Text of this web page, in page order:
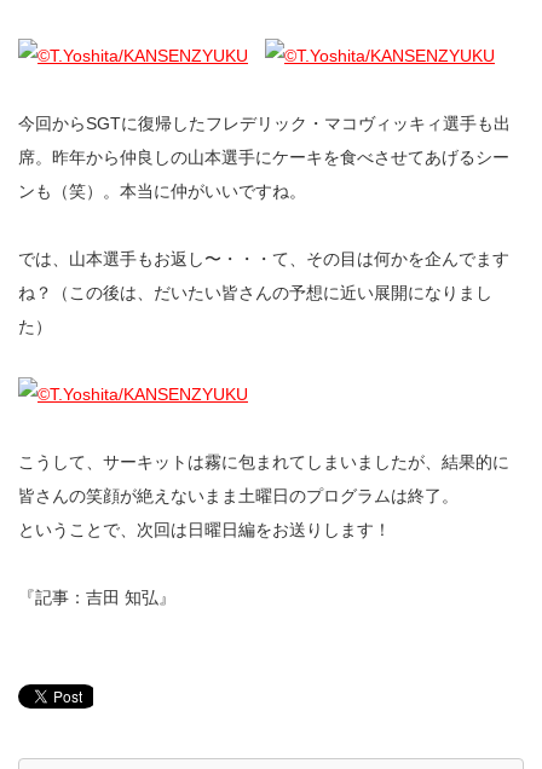
今回からSGTに復帰したフレデリック・マコヴィッキィ選手も出
席。昨年から仲良しの山本選手にケーキを食べさせてあげるシー
ンも（笑）。本当に仲がいいですね。
では、山本選手もお返し〜・・・て、その目は何かを企んでます
ね？（この後は、だいたい皆さんの予想に近い展開になりまし
た）
こうして、サーキットは霧に包まれてしまいましたが、結果的に
皆さんの笑顔が絶えないまま土曜日のプログラムは終了。
ということで、次回は日曜日編をお送りします！
『記事：吉田 知弘』